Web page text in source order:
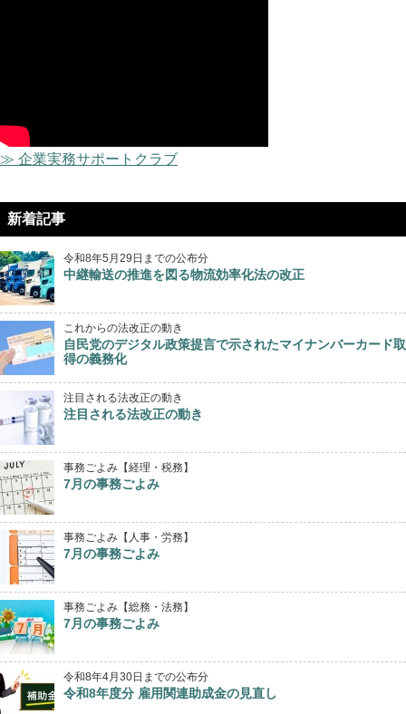
≫ 企業実務サポートクラブ
新着記事
令和8年5月29日までの公布分
中継輸送の推進を図る物流効率化法の改正
これからの法改正の動き
自民党のデジタル政策提言で示されたマイナンバーカード取
得の義務化
注目される法改正の動き
注目される法改正の動き
事務ごよみ【経理・税務】
7月の事務ごよみ
事務ごよみ【人事・労務】
7月の事務ごよみ
事務ごよみ【総務・法務】
7月の事務ごよみ
令和8年4月30日までの公布分
令和8年度分 雇用関連助成金の見直し